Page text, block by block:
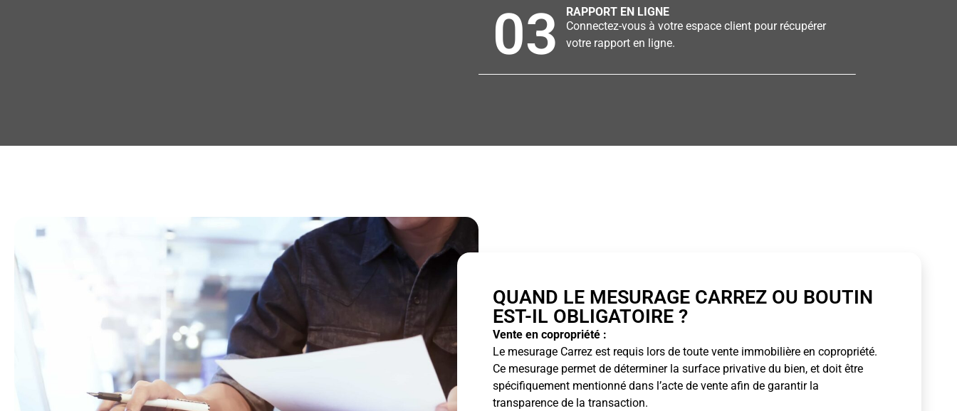
03
RAPPORT EN LIGNE
Connectez-vous à votre espace client pour récupérer
votre rapport en ligne.
QUAND LE MESURAGE CARREZ OU BOUTIN
EST-IL OBLIGATOIRE ?
Vente en copropriété :
Le mesurage Carrez est requis lors de toute vente immobilière en copropriété.
Ce mesurage permet de déterminer la surface privative du bien, et doit être
spécifiquement mentionné dans l’acte de vente afin de garantir la
transparence de la transaction.